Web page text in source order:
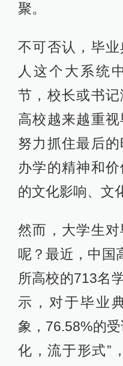
聚。
不可否认，毕
人这个大系统
节，校长或书
高校越来越重视
努力抓住最后
办学的精神和
的文化影响、文
然而，大学生
呢？最近，中国
所高校的713名
示，对于毕业
象，76.58%的
化，流于形式”